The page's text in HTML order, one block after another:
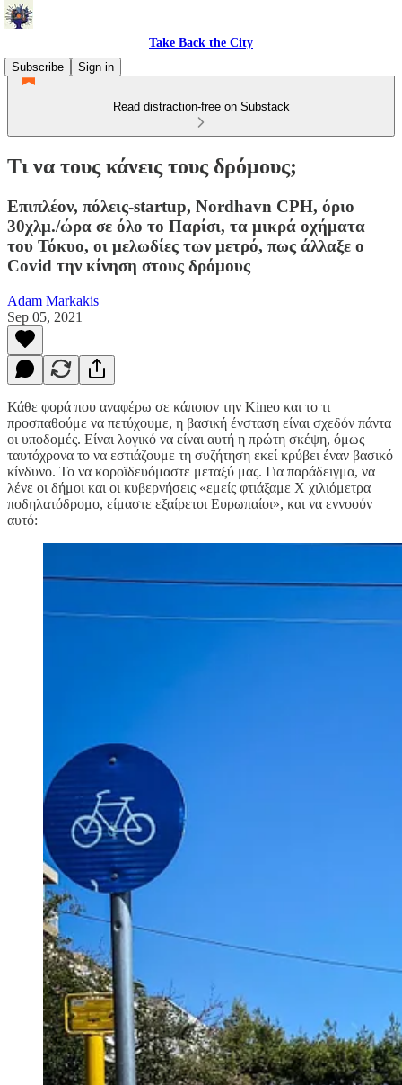
Take Back the City
Subscribe
Sign in
Read distraction-free on Substack
Τι να τους κάνεις τους δρόμους;
Επιπλέον, πόλεις-startup, Nordhavn CPH, όριο
30χλμ./ώρα σε όλο το Παρίσι, τα μικρά οχήματα
του Τόκυο, οι μελωδίες των μετρό, πως άλλαξε ο
Covid την κίνηση στους δρόμους
Adam Markakis
Sep 05, 2021
Κάθε φορά που αναφέρω σε κάποιον την Kineo και το τι
προσπαθούμε να πετύχουμε, η βασική ένσταση είναι σχεδόν πάντα
οι υποδομές. Είναι λογικό να είναι αυτή η πρώτη σκέψη, όμως
ταυτόχρονα το να εστιάζουμε τη συζήτηση εκεί κρύβει έναν βασικό
κίνδυνο. Το να κοροϊδευόμαστε μεταξύ μας. Για παράδειγμα, να
λένε οι δήμοι και οι κυβερνήσεις «εμείς φτιάξαμε Χ χιλιόμετρα
ποδηλατόδρομο, είμαστε εξαίρετοι Ευρωπαίοι», και να εννοούν
αυτό: